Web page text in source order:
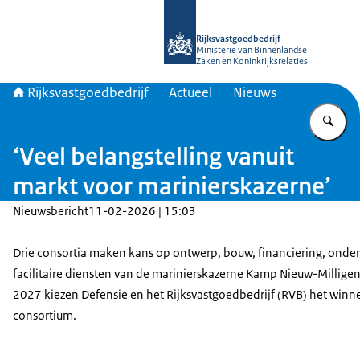
Rijksvastgoedbedrijf
Ministerie van Binnenlandse
Zaken en Koninkrijksrelaties
Rijksvastgoedbedrijf Actueel Nieuws
‘Veel belangstelling vanuit
markt voor marinierskazerne’
Nieuwsbericht11-02-2026 | 15:03
Drie consortia maken kans op ontwerp, bouw, financiering,
facilitaire diensten van de marinierskazerne Kamp Nieuw-
2027 kiezen Defensie en het Rijksvastgoedbedrijf (RVB) het
consortium.